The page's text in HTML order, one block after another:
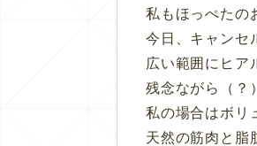
私もほっぺたの
今日、キャンセ
広い範囲にヒア
残念ながら（？）
私の場合はボリ
天然の筋肉と脂